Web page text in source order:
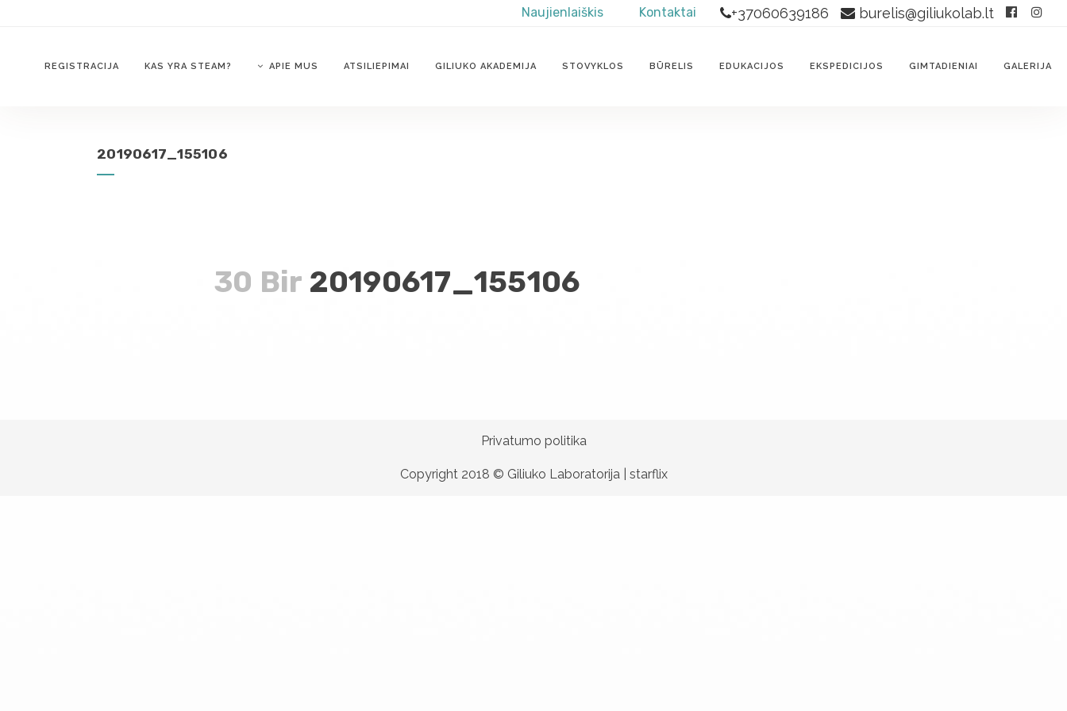
Naujienlaiškis Kontaktai +37060639186 burelis@giliukolab.lt
REGISTRACIJA KAS YRA STEAM? APIE MUS ATSILIEPIMAI GILIUKO AKADEMIJA STOVYKLOS BŪRELIS EDUKACIJOS EKSPEDICIJOS GIMTADIENIAI GALERIJA
20190617_155106
30 Bir 20190617_155106
Privatumo politika
Copyright 2018 © Giliuko Laboratorija | starflix